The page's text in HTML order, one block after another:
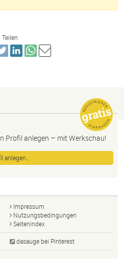
Teilen
Profil anlegen – mit Werkschau!
anlegen…
Impressum
Nutzungsbedingungen
Seitenindex
dasauge bei Pinterest